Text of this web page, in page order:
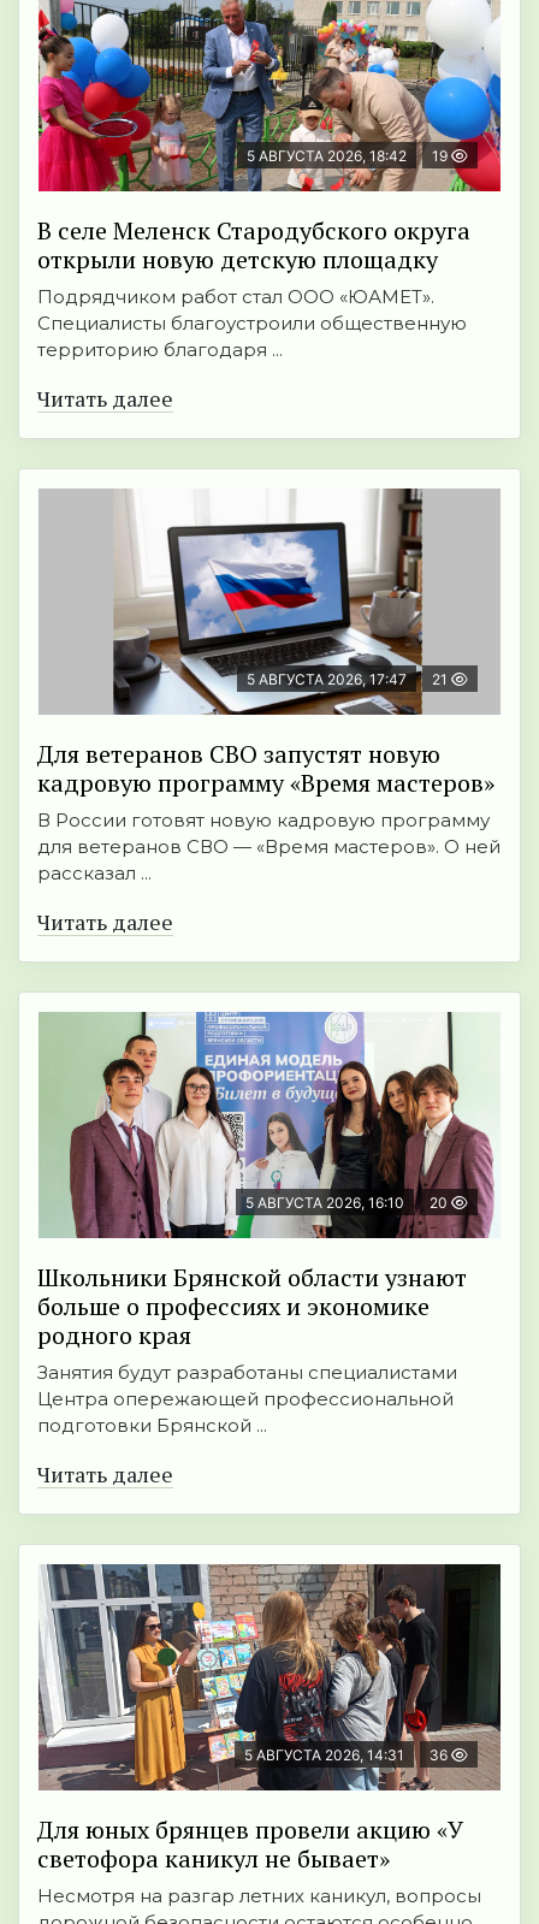
5 АВГУСТА 2026, 18:42 19
В селе Меленск Стародубского округа
открыли новую детскую площадку
Подрядчиком работ стал ООО «ЮАМЕТ».
Специалисты благоустроили общественную
территорию благодаря ...
Читать далее
5 АВГУСТА 2026, 17:47 21
Для ветеранов СВО запустят новую
кадровую программу «Время мастеров»
В России готовят новую кадровую программу
для ветеранов СВО — «Время мастеров». О ней
рассказал ...
Читать далее
5 АВГУСТА 2026, 16:10 20
Школьники Брянской области узнают
больше о профессиях и экономике
родного края
Занятия будут разработаны специалистами
Центра опережающей профессиональной
подготовки Брянской ...
Читать далее
5 АВГУСТА 2026, 14:31 36
Для юных брянцев провели акцию «У
светофора каникул не бывает»
Несмотря на разгар летних каникул, вопросы